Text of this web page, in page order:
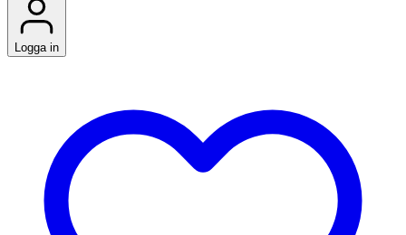
Logga in